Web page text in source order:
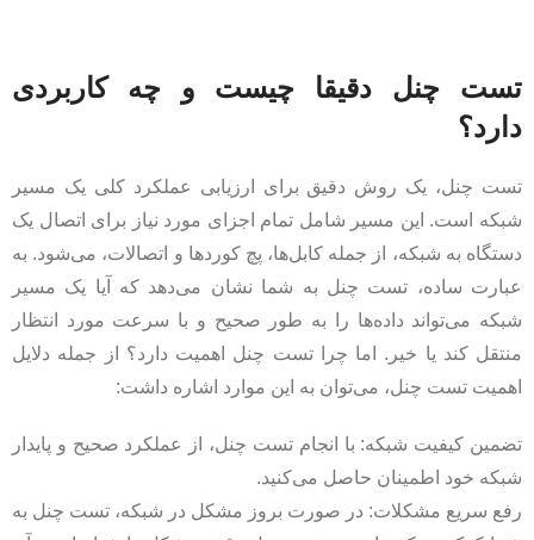
تست چنل دقیقا چیست و چه کاربردی
دارد؟
تست چنل، یک روش دقیق برای ارزیابی عملکرد کلی یک مسیر
شبکه است. این مسیر شامل تمام اجزای مورد نیاز برای اتصال یک
دستگاه به شبکه، از جمله کابل‌ها، پچ کوردها و اتصالات، می‌شود. به
عبارت ساده، تست چنل به شما نشان می‌دهد که آیا یک مسیر
شبکه می‌تواند داده‌ها را به طور صحیح و با سرعت مورد انتظار
منتقل کند یا خیر. اما چرا تست چنل اهمیت دارد؟ از جمله دلایل
اهمیت تست چنل، می‌توان به این موارد اشاره داشت:
تضمین کیفیت شبکه: با انجام تست چنل، از عملکرد صحیح و پایدار
شبکه خود اطمینان حاصل می‌کنید.
رفع سریع مشکلات: در صورت بروز مشکل در شبکه، تست چنل به